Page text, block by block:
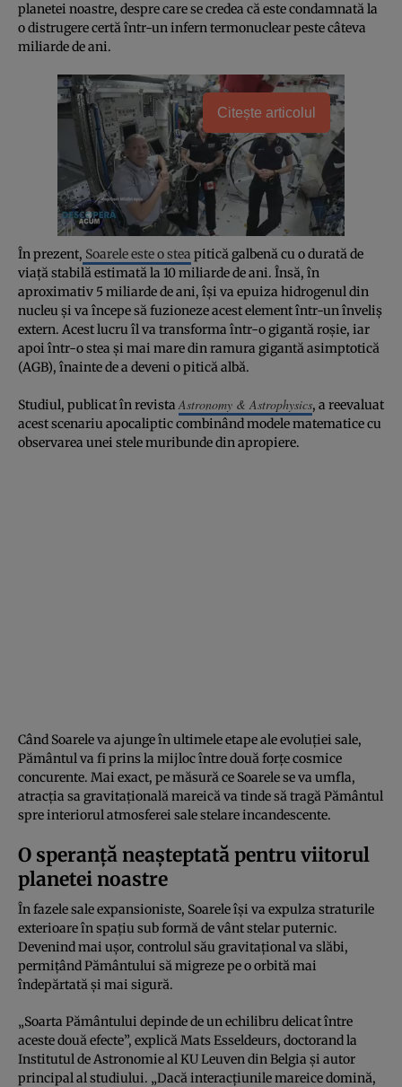
planetei noastre, despre care se credea că este condamnată la
o distrugere certă într-un infern termonuclear peste câteva
miliarde de ani.
Citește articolul
În prezent, Soarele este o stea pitică galbenă cu o durată de
viață stabilă estimată la 10 miliarde de ani. Însă, în
aproximativ 5 miliarde de ani, își va epuiza hidrogenul din
nucleu și va începe să fuzioneze acest element într-un înveliș
extern. Acest lucru îl va transforma într-o gigantă roșie, iar
apoi într-o stea și mai mare din ramura gigantă asimptotică
(AGB), înainte de a deveni o pitică albă.
Studiul, publicat în revistaAstronomy & Astrophysics, a reevaluat
acest scenariu apocaliptic combinând modele matematice cu
observarea unei stele muribunde din apropiere.
Când Soarele va ajunge în ultimele etape ale evoluției sale,
Pământul va fi prins la mijloc între două forțe cosmice
concurente. Mai exact, pe măsură ce Soarele se va umfla,
atracția sa gravitațională mareică va tinde să tragă Pământul
spre interiorul atmosferei sale stelare incandescente.
O speranță neașteptată pentru viitorul
planetei noastre
În fazele sale expansioniste, Soarele își va expulza straturile
exterioare în spațiu sub formă de vânt stelar puternic.
Devenind mai ușor, controlul său gravitațional va slăbi,
permițând Pământului să migreze pe o orbită mai
îndepărtată și mai sigură.
„Soarta Pământului depinde de un echilibru delicat între
aceste două efecte”, explică Mats Esseldeurs, doctorand la
Institutul de Astronomie al KU Leuven din Belgia și autor
principal al studiului. „Dacă interacțiunile mareice domină,